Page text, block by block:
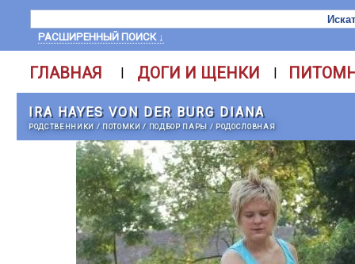
РАСШИРЕННЫЙ ПОИСК ↓
ГЛАВНАЯ | ДОГИ И ЩЕНКИ |
IRA HAYES VON DER BURG DIANA
РОДСТВЕННИКИ / ПОТОМКИ/ ПОДБОР ПАРЫ / РОДОСЛОВНАЯ